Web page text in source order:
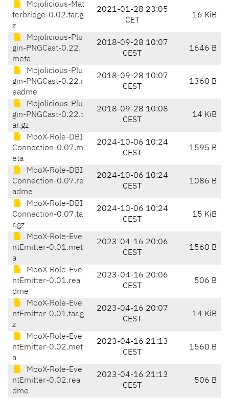
Mojolicious-Mat
terbridge-0.02.tar.g
z
2021-01-28 23:05
CET
16 KiB
Mojolicious-Plu
gin-PNGCast-0.22.
meta
2018-09-28 10:07
CEST
1646 B
Mojolicious-Plu
gin-PNGCast-0.22.r
eadme
2018-09-28 10:07
CEST
1360 B
Mojolicious-Plu
gin-PNGCast-0.22.t
ar.gz
2018-09-28 10:08
CEST
14 KiB
MooX-Role-DBI
Connection-0.07.m
eta
2024-10-06 10:24
CEST
1595 B
MooX-Role-DBI
Connection-0.07.re
adme
2024-10-06 10:24
CEST
1086 B
MooX-Role-DBI
Connection-0.07.ta
r.gz
2024-10-06 10:24
CEST
15 KiB
MooX-Role-Eve
ntEmitter-0.01.met
a
2023-04-16 20:06
CEST
1560 B
MooX-Role-Eve
ntEmitter-0.01.rea
dme
2023-04-16 20:06
CEST
506 B
MooX-Role-Eve
ntEmitter-0.01.tar.g
z
2023-04-16 20:07
CEST
14 KiB
MooX-Role-Eve
ntEmitter-0.02.met
a
2023-04-16 21:13
CEST
1560 B
MooX-Role-Eve
ntEmitter-0.02.rea
dme
2023-04-16 21:13
CEST
506 B